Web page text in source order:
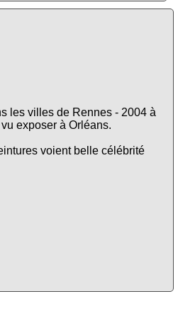
les villes de Rennes - 2004 à
exposer à Orléans.
voient belle célébrité